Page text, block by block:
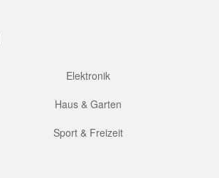
Elektronik
Haus & Garten
Sport & Freizeit